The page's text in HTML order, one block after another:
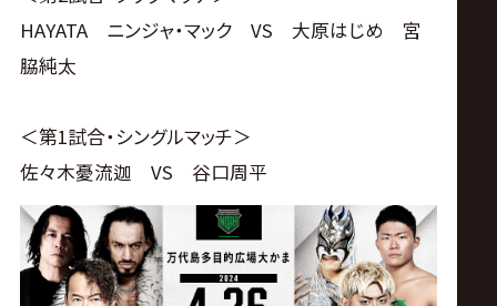
HAYATA ニンジャ・マック VS 大原はじめ 宮
脇純太
＜第1試合・シングルマッチ＞
佐々木憂流迦 VS 谷口周平